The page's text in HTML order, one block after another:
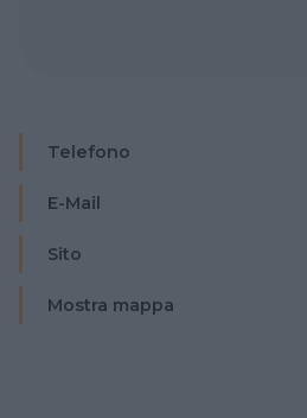
Telefono
E-Mail
Sito
Mostra mappa